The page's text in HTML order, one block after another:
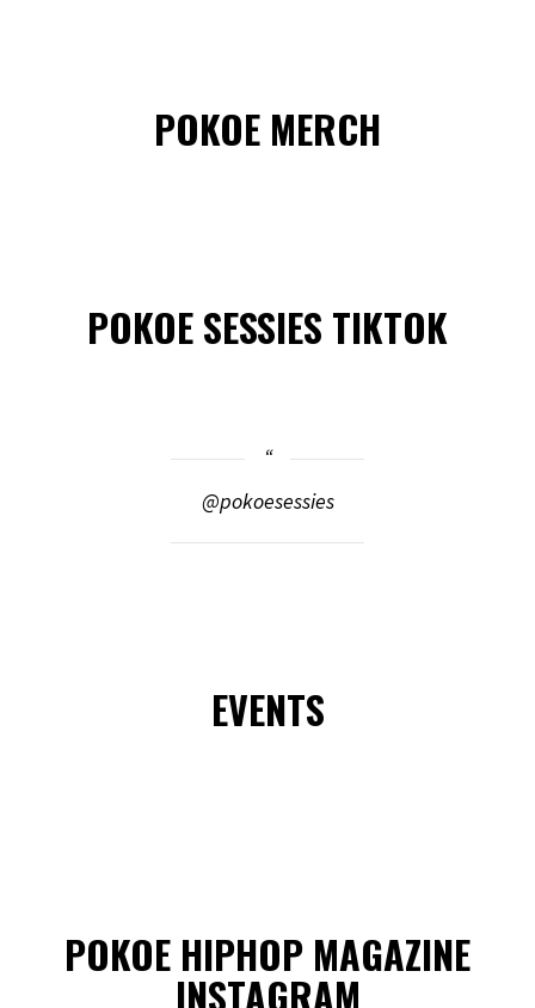
POKOE MERCH
POKOE SESSIES TIKTOK
@pokoesessies
EVENTS
POKOE HIPHOP MAGAZINE
INSTAGRAM